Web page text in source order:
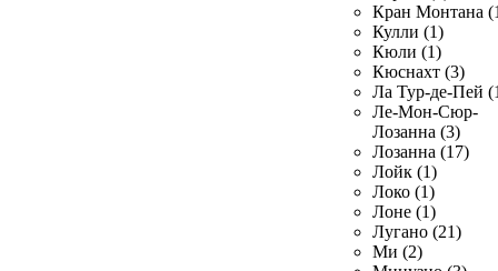
Кран Монтана
Кулли (1)
Кюли (1)
Кюснахт (3)
Ла Тур-де-Пей
Ле-Мон-Сюр-
Лозанна (3)
Лозанна (17)
Лойк (1)
Локо (1)
Лоне (1)
Лугано (21)
Ми (2)